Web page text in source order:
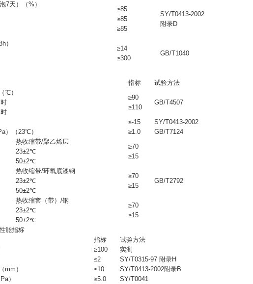
7天）（%）
≥85
≥85
≥85
SY/T0413-2002
附录D
）
≥14
≥300
GB/T1040
指标 试验方法
℃）
≥90
≥110
GB/T4507
≤-15
SY/T0413-2002
）（23℃） ≥1.0 GB/T7124
热收缩带/聚乙烯层
23±2℃
50±2℃
≥70
≥15
GB/T2792
热收缩带/环氧底漆钢
23±2℃
50±2℃
≥70
≥15
热收缩套（带）/钢
23±2℃
50±2℃
≥70
≥15
能指标
指标
试验方法
≥100
实测
≤2
SY/T0315-97 附录H
mm） ≤10
SY/T0413-2002附录B
） ≥5.0 SY/T0041